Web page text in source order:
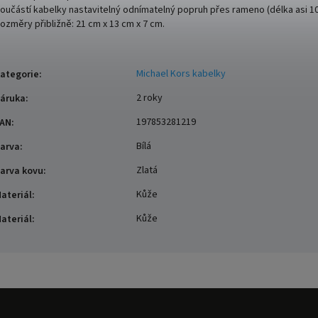
kabelky nastavitelný odnímatelný popruh přes rameno (délka asi
přibližně: 21 cm x 13 cm x 7 cm.
:
Michael Kors kabelky
:
2 roky
:
197853281219
:
Bílá
kovu:
Zlatá
:
Kůže
: Kůže